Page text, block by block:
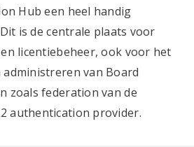
Hub een heel handig
is de centrale plaats voor
licentiebeheer, ook voor het
van Board
zoals federation van de
authentication provider.